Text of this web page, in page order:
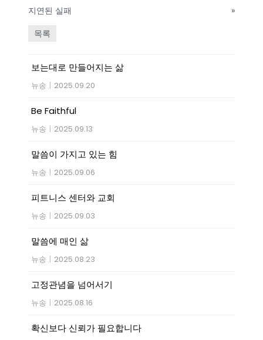
지연된 실패
»
목록
보는대로 만들어지는 삶
뉴송 | 2025.09.20
Be Faithful
뉴송 | 2025.09.13
말씀이 가지고 있는 힘
뉴송 | 2025.09.06
피트니스 센터와 교회
뉴송 | 2025.09.03
말씀에 매인 삶
뉴송 | 2025.08.23
고정관념을 넘어서기
뉴송 | 2025.08.16
확신보다 신뢰가 필요합니다